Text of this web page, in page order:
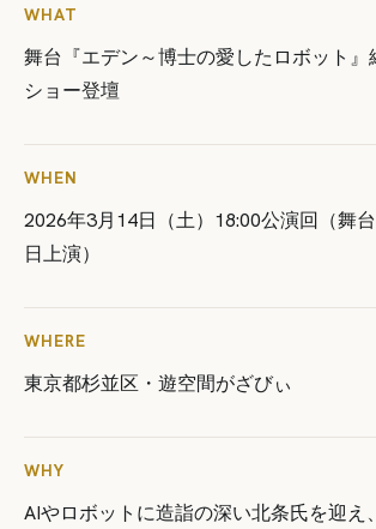
WHAT
舞台『エデン～博士の愛したロボット』
ショー登壇
WHEN
2026年3月14日（土）18:00公演回（舞
日上演）
WHERE
東京都杉並区・遊空間がざびぃ
WHY
AIやロボットに造詣の深い北条氏を迎え